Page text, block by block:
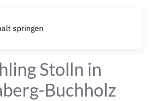
springen
Stolln in
Buchholz